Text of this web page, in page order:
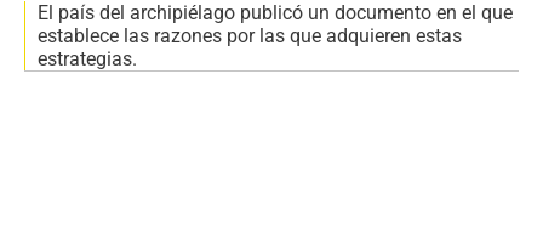
El país del archipiélago publicó un documento en el que
establece las razones por las que adquieren estas
estrategias.